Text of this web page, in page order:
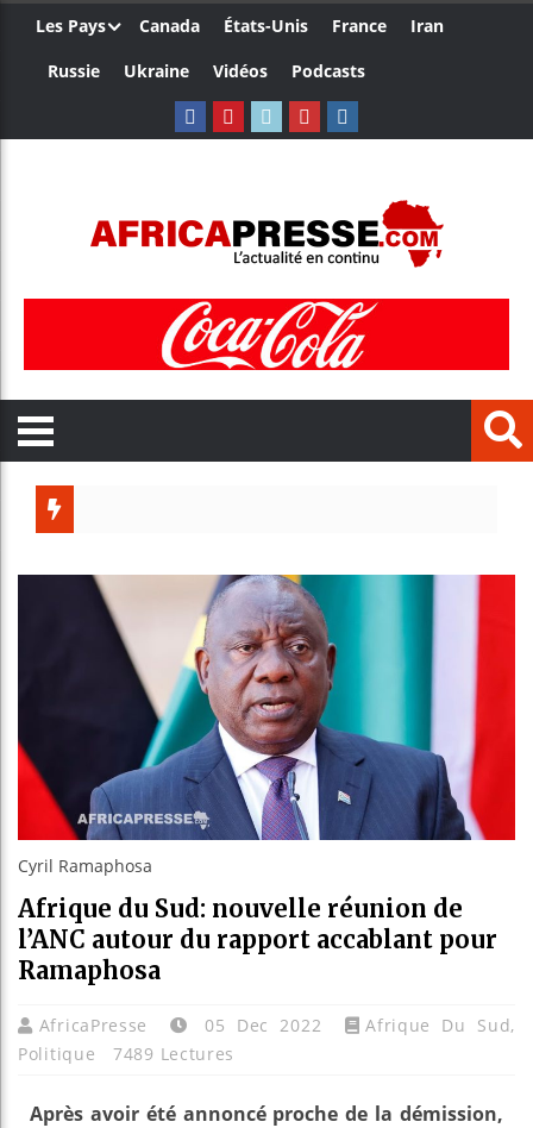
Les Pays Canada États-Unis France
Iran
Russie
Ukraine Vidéos Podcasts
Cyril Ramaphosa
Afrique du Sud: nouvelle réunion de
l’ANC autour du rapport accablant pour
Ramaphosa
AfricaPresse 05 Dec 2022 Afrique Du Sud,
Politique
7489 Lectures
Après avoir été annoncé proche de la démission,